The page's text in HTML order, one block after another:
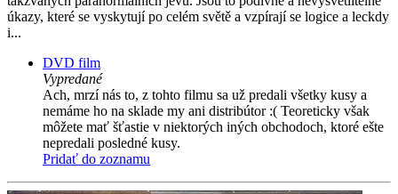
úkazy, které se vyskytují po celém světě a vzpírají se logice a leckdy
i...
DVD film
Vypredané
Ach, mrzí nás to, z tohto filmu sa už predali všetky kusy a
nemáme ho na sklade my ani distribútor :( Teoreticky však
môžete mať šťastie v niektorých iných obchodoch, ktoré ešte
nepredali posledné kusy.
Pridať do zoznamu